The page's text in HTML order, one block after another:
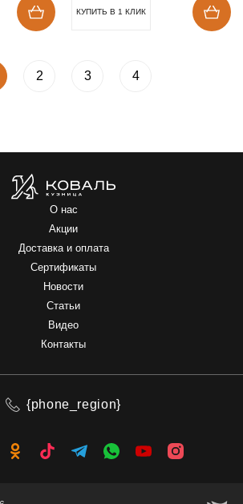
КУПИТЬ В 1 КЛИК
2 3 4
О нас
Акции
Доставка и оплата
Сертификаты
Новости
Статьи
Видео
Контакты
{phone_region}